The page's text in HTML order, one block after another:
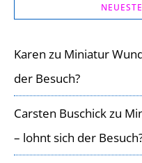
Karen zu Miniatur
der Besuch?
Carsten Buschickzu
– lohnt sich der